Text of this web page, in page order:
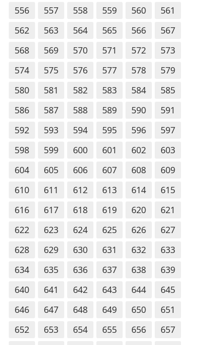
556
557 558 559 560
561
562
563 564 565 566
567
568
569 570 571 572
573
574
575 576 577 578
579
580
581 582 583 584
585
586
587 588 589 590
591
592
593 594 595 596
597
598
599 600 601 602
603
604
605 606 607 608
609
610
611 612 613 614
615
616
617 618 619 620
621
622
623 624 625 626
627
628
629 630 631 632
633
634
635 636 637 638
639
640
641 642 643 644
645
646
647 648 649 650
651
652
653 654 655 656
657